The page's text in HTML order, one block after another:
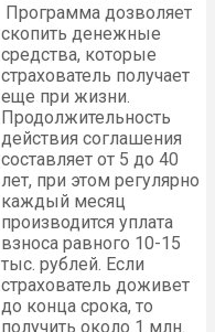
Программа дозволяет
скопить денежные
средства, которые
страхователь получает
еще при жизни.
Продолжительность
действия соглашения
составляет от 5 до 40
лет, при этом регулярно
каждый месяц
производится уплата
взноса равного 10-15
тыс. рублей. Если
страхователь доживет
до конца срока, то
получить около 1 млн.